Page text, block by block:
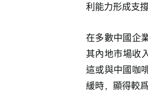
利能力形成支
在多數中國企
其內地市場收
這或與中國咖
緩時，顯得較